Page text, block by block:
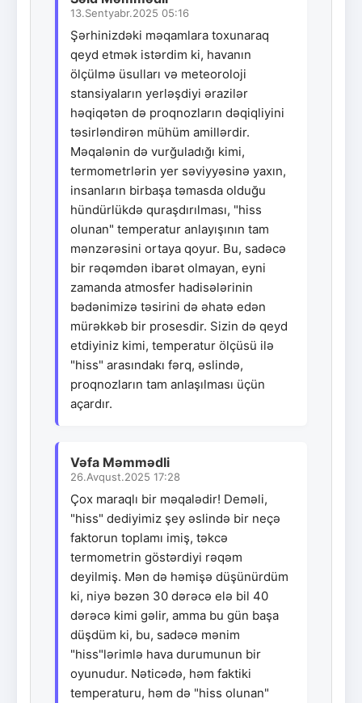
13.Sentyabr.2025 05:16
Şərhinizdəki məqamlara toxunaraq
qeyd etmək istərdim ki, havanın
ölçülmə üsulları və meteoroloji
stansiyaların yerləşdiyi ərazilər
həqiqətən də proqnozların dəqiqliyini
təsirləndirən mühüm amillərdir.
Məqalənin də vurğuladığı kimi,
termometrlərin yer səviyyəsinə yaxın,
insanların birbaşa təmasda olduğu
hündürlükdə quraşdırılması, "hiss
olunan" temperatur anlayışının tam
mənzərəsini ortaya qoyur. Bu, sadəcə
bir rəqəmdən ibarət olmayan, eyni
zamanda atmosfer hadisələrinin
bədənimizə təsirini də əhatə edən
mürəkkəb bir prosesdir. Sizin də qeyd
etdiyiniz kimi, temperatur ölçüsü ilə
"hiss" arasındakı fərq, əslində,
proqnozların tam anlaşılması üçün
açardır.
Vəfa Məmmədli
26.Avqust.2025 17:28
Çox maraqlı bir məqalədir! Deməli,
"hiss" dediyimiz şey əslində bir neçə
faktorun toplamı imiş, təkcə
termometrin göstərdiyi rəqəm
deyilmiş. Mən də həmişə düşünürdüm
ki, niyə bəzən 30 dərəcə elə bil 40
dərəcə kimi gəlir, amma bu gün başa
düşdüm ki, bu, sadəcə mənim
"hiss"lərimlə hava durumunun bir
oyunudur. Nəticədə, həm faktiki
temperaturu, həm də "hiss olunan"